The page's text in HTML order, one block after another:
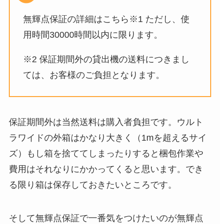
無輝点保証の詳細はこちら※1 ただし、使
用時間30000時間以内に限ります。
※2 保証期間外の貸出機の送料につきまし
ては、お客様のご負担となります。
保証期間外は当然送料は購入者負担です。ウルト
ラワイドの外箱はかなり大きく（1mを超えるサイ
ズ）もし箱を捨ててしまったりすると梱包作業や
費用はそれなりにかかってくると思います。でき
る限り箱は保存しておきたいところです。
そして無輝点保証で一番気をつけたいのが無輝点